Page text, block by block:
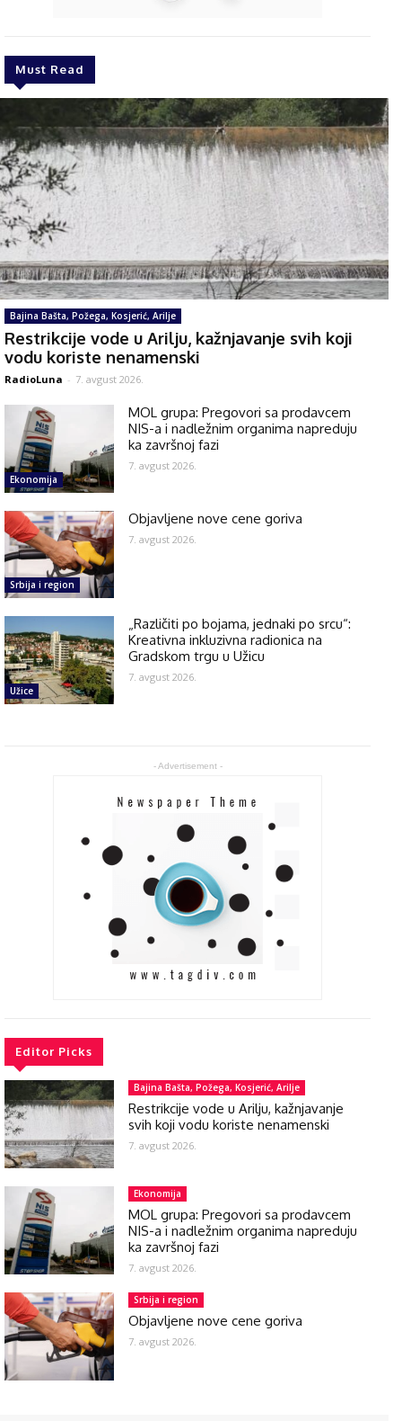
Must Read
Bajina Bašta, Požega, Kosjerić, Arilje
Restrikcije vode u Arilju, kažnjavanje svih koji
vodu koriste nenamenski
RadioLuna - 7. avgust 2026.
Ekonomija
MOL grupa: Pregovori sa prodavcem
NIS-a i nadležnim organima napreduju
ka završnoj fazi
7. avgust 2026.
Srbija i region
Objavljene nove cene goriva
7. avgust 2026.
Užice
„Različiti po bojama, jednaki po srcu“:
Kreativna inkluzivna radionica na
Gradskom trgu u Užicu
7. avgust 2026.
- Advertisement -
Editor Picks
Bajina Bašta, Požega, Kosjerić, Arilje
Restrikcije vode u Arilju, kažnjavanje
svih koji vodu koriste nenamenski
7. avgust 2026.
Ekonomija
MOL grupa: Pregovori sa prodavcem
NIS-a i nadležnim organima napreduju
ka završnoj fazi
7. avgust 2026.
Srbija i region
Objavljene nove cene goriva
7. avgust 2026.